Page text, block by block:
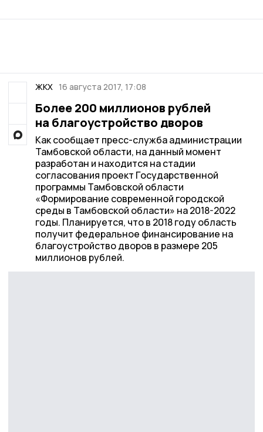
ЖКХ 16 августа 2017, 17:08
Более 200 миллионов рублей
на благоустройство дворов
Как сообщает пресс-служба администрации
Тамбовской области, на данный момент
разработан и находится на стадии
согласования проект Государственной
программы Тамбовской области
«Формирование современной городской
среды в Тамбовской области» на 2018-2022
годы. Планируется, что в 2018 году область
получит федеральное финансирование на
благоустройство дворов в размере 205
миллионов рублей.